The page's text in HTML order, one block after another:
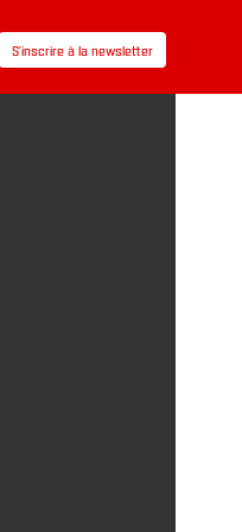
S’inscrire à la newsletter